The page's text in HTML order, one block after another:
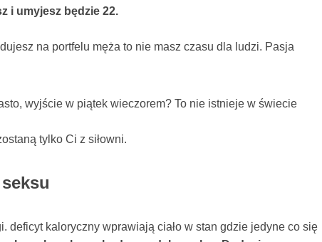
i umyjesz będzie 22.
na portfelu męża to nie masz czasu dla ludzi. Pasja
wyjście w piątek wieczorem? To nie istnieje w świecie
tylko Ci z siłowni.
deficyt kaloryczny wprawiają ciało w stan gdzie jedyne co się